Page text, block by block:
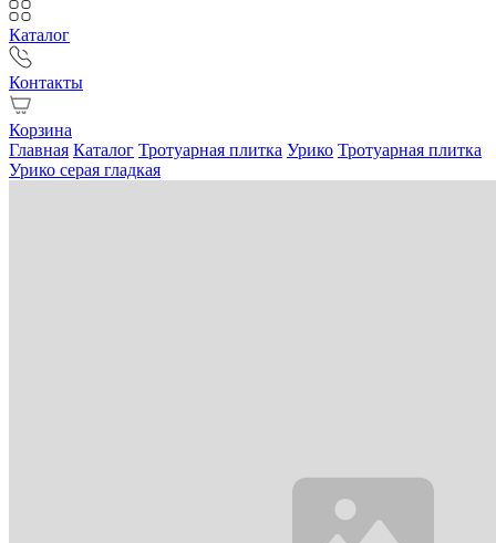
Каталог
Контакты
Корзина
Главная Каталог Тротуарная плитка Урико Тротуарная плитка
Урико серая гладкая